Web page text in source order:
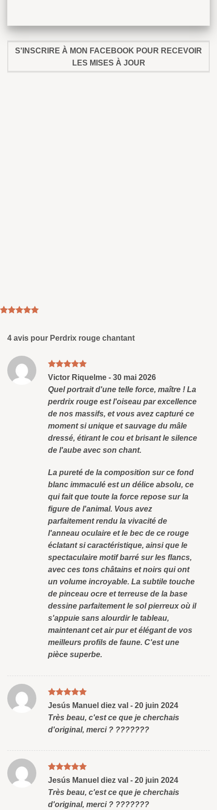
S'INSCRIRE À MON FACEBOOK POUR RECEVOIR
LES MISES À JOUR
notations
4 avis pour Perdrix rouge chantant
Note5 sud
Victor Riquelme - 30 mai 2026
Quel portrait d'une telle force, maître ! La
perdrix rouge est l'oiseau par excellence
de nos massifs, et vous avez capturé ce
moment si unique et sauvage du mâle
dressé, étirant le cou et brisant le silence
de l'aube avec son chant.
La pureté de la composition sur ce fond
blanc immaculé est un délice absolu, ce
qui fait que toute la force repose sur la
figure de l'animal. Vous avez
parfaitement rendu la vivacité de
l'anneau oculaire et le bec de ce rouge
éclatant si caractéristique, ainsi que le
spectaculaire motif barré sur les flancs,
avec ces tons châtains et noirs qui ont
un volume incroyable. La subtile touche
de pinceau ocre et terreuse de la base
dessine parfaitement le sol pierreux où il
s'appuie sans alourdir le tableau,
maintenant cet air pur et élégant de vos
meilleurs profils de faune. C'est une
pièce superbe.
Note5 sud
Jesús Manuel diez val - 20 juin 2024
Très beau, c'est ce que je cherchais
d'original, merci ? ???????
Note5 sud
Jesús Manuel diez val - 20 juin 2024
Très beau, c'est ce que je cherchais
d'original, merci ? ???????